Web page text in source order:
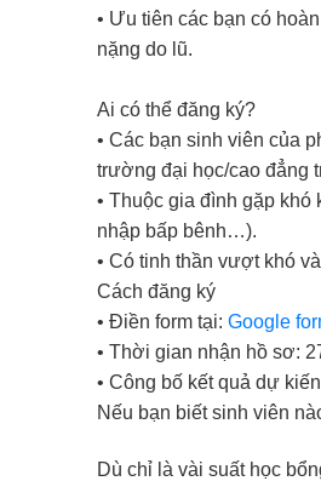
• Ưu tiên các bạn có
nặng do lũ.
Ai có thể đăng ký?
• Các bạn sinh viên của
trường đại học/cao đẳng
• Thuộc gia đình gặp
nhập bấp bênh…).
• Có tinh thần vượt khó
Cách đăng ký
• Điền form tại: Google
• Thời gian nhận hồ sơ:
• Công bố kết quả dự
Nếu bạn biết sinh viên
Dù chỉ là vài suất học